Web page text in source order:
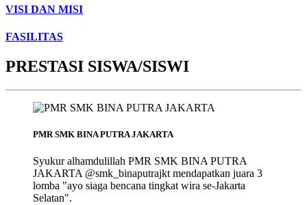
VISI DAN MISI
FASILITAS
PRESTASI SISWA/SISWI
PMR SMK BINA PUTRA JAKARTA
Syukur alhamdulillah PMR SMK BINA PUTRA
JAKARTA @smk_binaputrajkt mendapatkan juara 3
lomba "ayo siaga bencana tingkat wira se-Jakarta
Selatan".